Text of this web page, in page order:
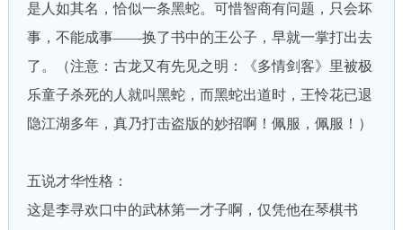
是人如其名，恰似一条黑蛇。可惜智商有问题，只会坏
事，不能成事——换了书中的王公子，早就一掌打出去
了。（注意：古龙又有先见之明：《多情剑客》里被极
乐童子杀死的人就叫黑蛇，而黑蛇出道时，王怜花已退
隐江湖多年，真乃打击盗版的妙招啊！佩服，佩服！）
五说才华性格：
这是李寻欢口中的武林第一才子啊，仅凭他在琴棋书